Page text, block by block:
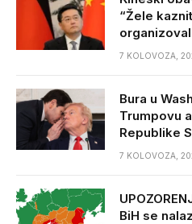
“Žele
7 KOLOVOZA,
Bura u
Trumpovu
Republike
7 KOLOVOZA,
BiH se